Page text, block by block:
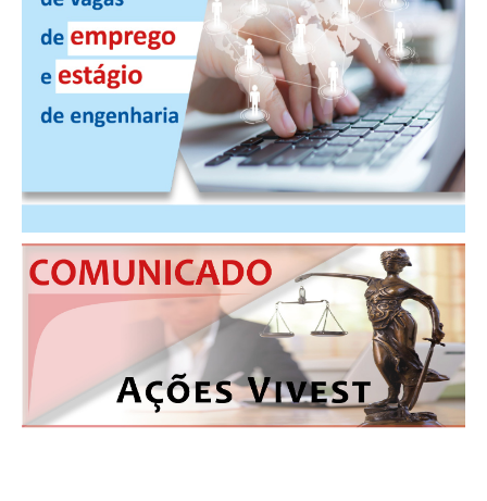
CONTATO
CADASTRO
ASSOCIE-SE
ATUALIZAÇÃO CADASTRAL
NÚCLEO JOVEM